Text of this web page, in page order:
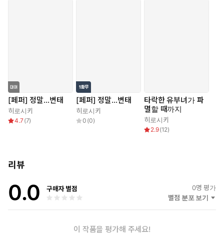
[페퍼] 정말…변태
히로시키
4.7 (7)
[페퍼] 정말…변태
히로시키
0 (0)
타락한 유부녀가 파
멸할 때까지
히로시키
2.9(12)
리뷰
0.0 구매자 별점 0명 평가
별점 분포 보기
이 작품을 평가해 주세요!